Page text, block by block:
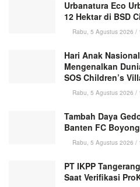
Urbanatura Eco
12 Hektar di BSD
Rabu, 5 Agustus 2026 /
Hari Anak
Mengenalkan
SOS Children’s
Rabu, 5 Agustus 2026 /
Tambah Daya
Banten FC
Rabu, 5 Agustus 2026 /
PT IKPP
Saat Verifikasi